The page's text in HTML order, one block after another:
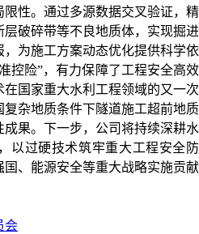
性。通过多源数据交叉验证，精
破碎带等不良地质体，实现掘进
为施工方案动态优化提供科学依
控险”，有力保障了工程安全高效
国家重大水利工程领域的又一次
杂地质条件下隧道施工超前地质
果。下一步，公司将持续深耕水
以过硬技术筑牢重大工程安全防
、能源安全等重大战略实施贡献
会